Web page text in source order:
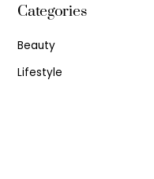
Categories
Beauty
Lifestyle